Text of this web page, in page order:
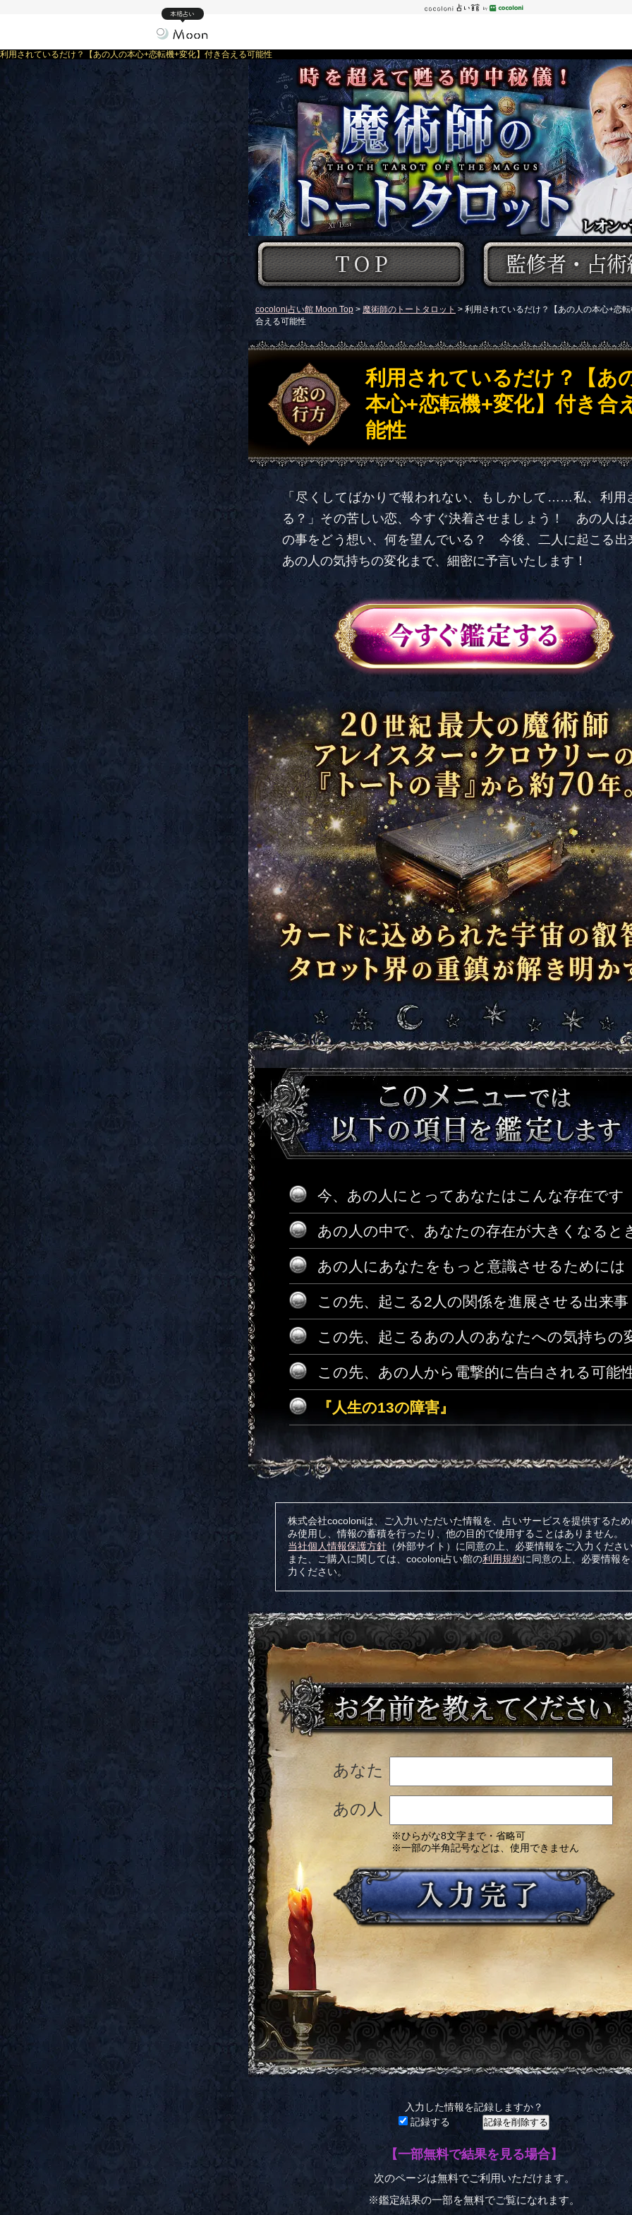
本格占い
利用されているだけ？【あの人の本心+恋転機+変化】付き合える可能性
cocoloni占い館 Moon Top > 魔術師のトートタロット > 利用されているだけ？【あの人の本心+恋
合える可能性
利用されているだけ？【あ
本心+恋転機+変化】付き合
能性
「尽くしてばかりで報われない、もしかして……私、利用
る？」その苦しい恋、今すぐ決着させましょう！ あの人は
の事をどう想い、何を望んでいる？ 今後、二人に起こる出
あの人の気持ちの変化まで、細密に予言いたします！
今、あの人にとってあなたはこんな存在です
あの人の中で、あなたの存在が大きくなると
あの人にあなたをもっと意識させるためには
この先、起こる2人の関係を進展させる出来事
この先、起こるあの人のあなたへの気持ちの
この先、あの人から電撃的に告白される可能
『人生の13の障害』
株式会社cocoloniは、ご入力いただいた情報を、占いサービスを提供するた
み使用し、情報の蓄積を行ったり、他の目的で使用することはありません。
当社個人情報保護方針 （外部サイト）に同意の上、必要情報をご入力くださ
また、ご購入に関しては、cocoloni占い館の利用規約に同意の上、必要情報
力ください。
あなた
あの人
※ひらがな8文字まで・省略可
※一部の半角記号などは、使用できません
入力した情報を記録しますか？
記録する
【一部無料で結果を見る場合】
次のページは無料でご利用いただけます。
※鑑定結果の一部を無料でご覧になれます。